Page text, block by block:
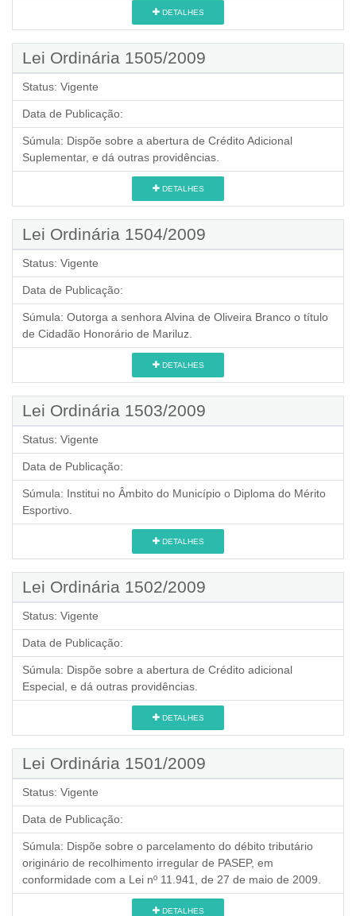
DETALHES
Lei Ordinária 1505/2009
Status: Vigente
Data de Publicação:
Súmula: Dispõe sobre a abertura de Crédito Adicional
Suplementar, e dá outras providências.
DETALHES
Lei Ordinária 1504/2009
Status: Vigente
Data de Publicação:
Súmula: Outorga a senhora Alvina de Oliveira Branco o título
de Cidadão Honorário de Mariluz.
DETALHES
Lei Ordinária 1503/2009
Status: Vigente
Data de Publicação:
Súmula: Institui no Âmbito do Município o Diploma do Mérito
Esportivo.
DETALHES
Lei Ordinária 1502/2009
Status: Vigente
Data de Publicação:
Súmula: Dispõe sobre a abertura de Crédito adicional
Especial, e dá outras providências.
DETALHES
Lei Ordinária 1501/2009
Status: Vigente
Data de Publicação:
Súmula: Dispõe sobre o parcelamento do débito tributário
originário de recolhimento irregular de PASEP, em
conformidade com a Lei nº 11.941, de 27 de maio de 2009.
DETALHES